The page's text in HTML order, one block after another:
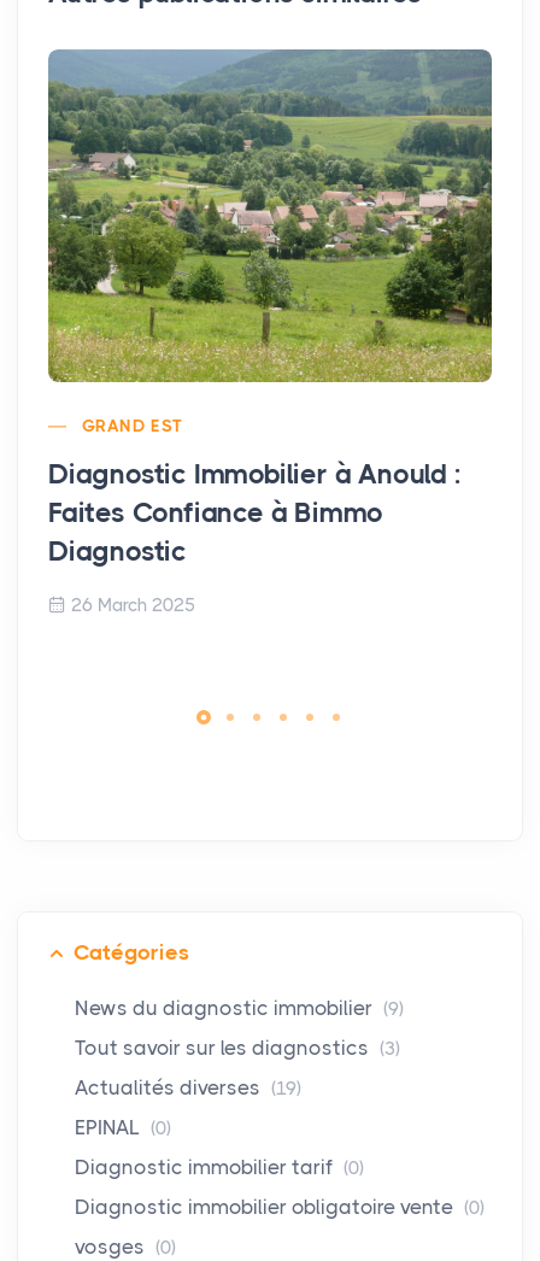
GRAND EST
Diagnostic Immobilier à Anould :
Faites Confiance à Bimmo
Diagnostic
26 March 2025
Catégories
News du diagnostic immobilier (9)
Tout savoir sur les diagnostics (3)
Actualités diverses (19)
EPINAL (0)
Diagnostic immobilier tarif (0)
Diagnostic immobilier obligatoire vente (0)
vosges (0)